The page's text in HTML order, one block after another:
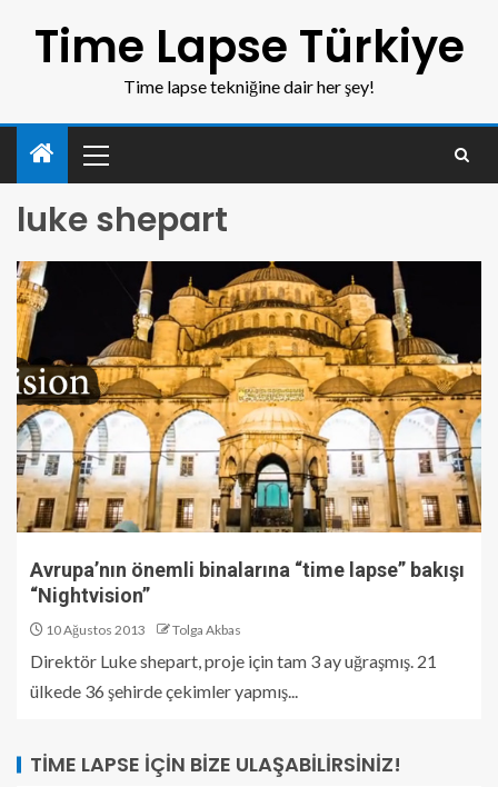
Time Lapse Türkiye
Time lapse tekniğine dair her şey!
luke shepart
Avrupa’nın önemli binalarına “time lapse” bakışı
“Nightvision”
10 Ağustos 2013 Tolga Akbas
Direktör Luke shepart, proje için tam 3 ay uğraşmış. 21
ülkede 36 şehirde çekimler yapmış...
TIME LAPSE İÇIN BIZE ULAŞABILIRSINIZ!